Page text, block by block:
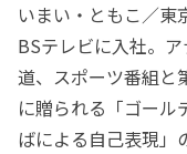
いまい・ともこ／東
BSテレビに入社。
道、スポーツ番組と
に贈られる「ゴール
ばによる自己表現」